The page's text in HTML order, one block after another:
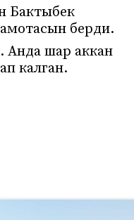
Бактыбек
берди.
Анда шар аккан
калган.